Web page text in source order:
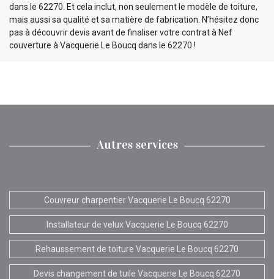
dans le 62270. Et cela inclut, non seulement le modèle de toiture,
mais aussi sa qualité et sa matière de fabrication. N’hésitez donc
pas à découvrir devis avant de finaliser votre contrat à Nef
couverture à Vacquerie Le Boucq dans le 62270 !
Autres services
Couvreur charpentier Vacquerie Le Boucq 62270
Installateur de velux Vacquerie Le Boucq 62270
Rehaussement de toiture Vacquerie Le Boucq 62270
Devis changement de tuile Vacquerie Le Boucq 62270